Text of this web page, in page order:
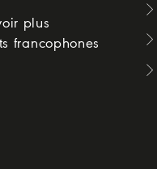
plus
francophones